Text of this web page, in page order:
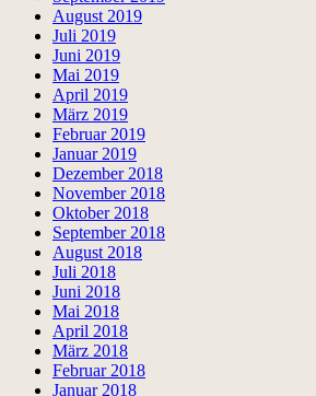
August 2019
Juli 2019
Juni 2019
Mai 2019
April 2019
März 2019
Februar 2019
Januar 2019
Dezember 2018
November 2018
Oktober 2018
September 2018
August 2018
Juli 2018
Juni 2018
Mai 2018
April 2018
März 2018
Februar 2018
Januar 2018